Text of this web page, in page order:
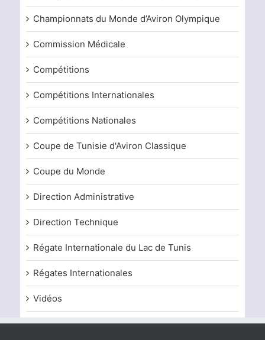
Championnats du Monde d’Aviron Olympique
Commission Médicale
Compétitions
Compétitions Internationales
Compétitions Nationales
Coupe de Tunisie d'Aviron Classique
Coupe du Monde
Direction Administrative
Direction Technique
Régate Internationale du Lac de Tunis
Régates Internationales
Vidéos